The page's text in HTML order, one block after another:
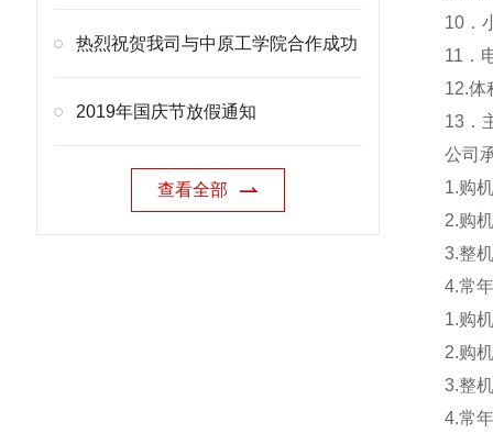
热烈祝贺我司与中原工学院合作成功
2019年国庆节放假通知
查看全部
10．
11．
12.体
13．
公司
1.购
2.购
3.整
4.常
1.购
2.购
3.整
4.常